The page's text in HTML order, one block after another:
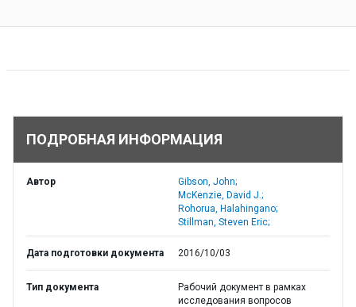
ПОДРОБНАЯ ИНФОРМАЦИЯ
Автор
Gibson, John;
McKenzie, David J.;
Rohorua, Halahingano;
Stillman, Steven Eric;
Дата подготовки документа 2016/10/03
Тип документа
Рабочий документ в рамках
исследования вопросов